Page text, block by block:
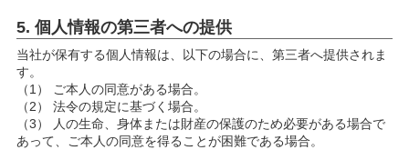
5. 個人情報の第三者への提供
当社が保有する個人情報は、以下の場合に、第三者へ提供されま
す。
（1） ご本人の同意がある場合。
（2） 法令の規定に基づく場合。
（3） 人の生命、身体または財産の保護のため必要がある場合で
あって、ご本人の同意を得ることが困難である場合。